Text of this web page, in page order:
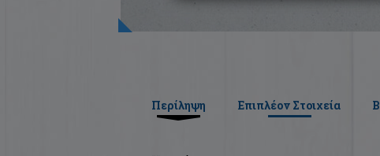
Περίληψη Επιπλέον Στοιχεία